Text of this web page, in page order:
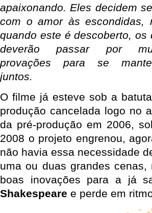
apaixonando. Eles decidem
com o amor às escondidas,
quando este é descoberto, os
deverão passar por
provações para se
juntos.
O filme já esteve sob a
produção cancelada logo no
da pré-produção em 2006,
2008 o projeto engrenou,
não havia essa necessidade
uma ou duas grandes
boas inovações para a já
Shakespeare e perde em